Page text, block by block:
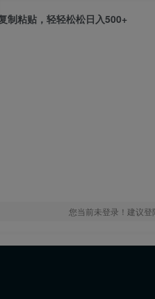
制粘贴，轻轻松松日入500+
您当前未登录！建议